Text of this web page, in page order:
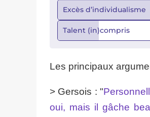
Excès d’individualisme
Talent (in)compris
Les principaux
> Gersois : "
oui, mais il gâche